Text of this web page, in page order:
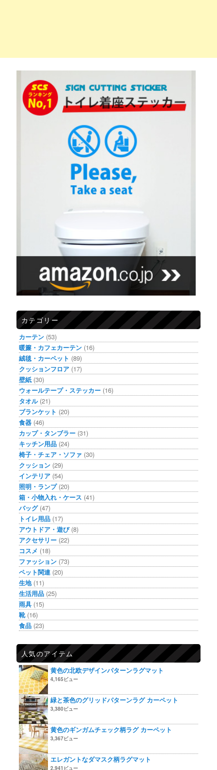
カテゴリー
カーテン (53)
暖簾・カフェカーテン (16)
絨毯・カーペット (89)
クッションフロア (17)
壁紙 (30)
ウォールテープ・ステッカー (16)
タオル(21)
ブランケット (20)
食器 (46)
カップ・タンブラー (31)
キッチン用品 (24)
椅子・チェア・ソファ (30)
クッション (29)
インテリア (54)
照明・ランプ(20)
箱・小物入れ・ケース (41)
バッグ(47)
トイレ用品 (17)
アウトドア・遊び(8)
アクセサリー (22)
コスメ (18)
ファッション (73)
ペット関連 (20)
生地(11)
生活用品 (25)
雨具 (15)
靴(16)
食品 (23)
人気のアイテム
黄色の北欧デザインパターンラグマット
4,165ビュー
緑と茶色のグリッドパターンラグ カーペット
3,380ビュー
黄色のギンガムチェック柄ラグ カーペット
3,367ビュー
エレガントなダマスク柄ラグマット
2,941ビュー